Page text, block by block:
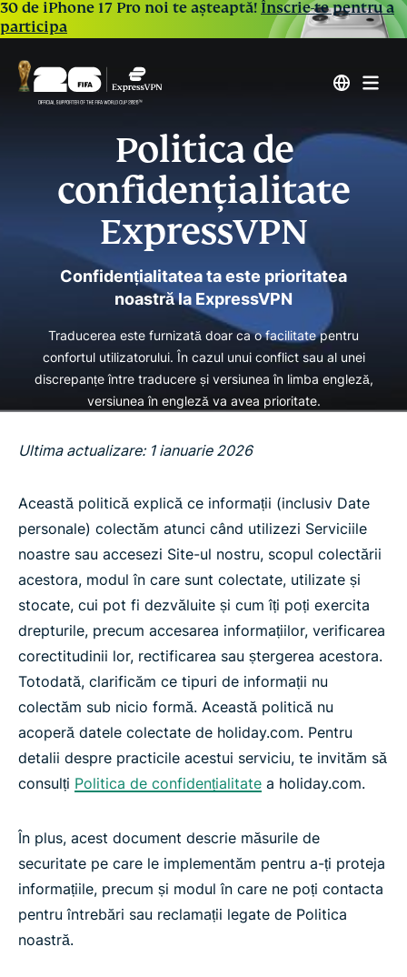
30 de iPhone 17 Pro noi te așteaptă! Înscrie-te pentru a
participa
Politica de
confidențialitate
ExpressVPN
Confidențialitatea ta este prioritatea
noastră la ExpressVPN
Traducerea este furnizată doar ca o facilitate pentru
confortul utilizatorului. În cazul unui conflict sau al unei
discrepanțe între traducere și versiunea în limba engleză,
versiunea în engleză va avea prioritate.
Ultima actualizare: 1 ianuarie 2026
Această politică explică ce informații (inclusiv Date
personale) colectăm atunci când utilizezi Serviciile
noastre sau accesezi Site-ul nostru, scopul colectării
acestora, modul în care sunt colectate, utilizate și
stocate, cui pot fi dezvăluite și cum îți poți exercita
drepturile, precum accesarea informațiilor, verificarea
corectitudinii lor, rectificarea sau ștergerea acestora.
Totodată, clarificăm ce tipuri de informații nu
colectăm sub nicio formă. Această politică nu
acoperă datele colectate de holiday.com. Pentru
detalii despre practicile acestui serviciu, te invităm să
consulți Politica de confidențialitate a holiday.com.
În plus, acest document descrie măsurile de
securitate pe care le implementăm pentru a-ți proteja
informațiile, precum și modul în care ne poți contacta
pentru întrebări sau reclamații legate de Politica
noastră.